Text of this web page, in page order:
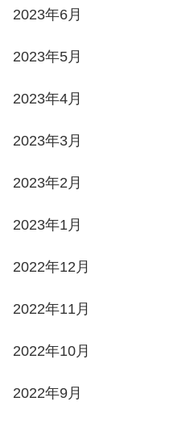
2023年6月
2023年5月
2023年4月
2023年3月
2023年2月
2023年1月
2022年12月
2022年11月
2022年10月
2022年9月